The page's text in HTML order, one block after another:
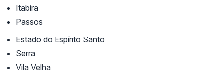
Itabira
Passos
Estado do Espírito Santo
Serra
Vila Velha